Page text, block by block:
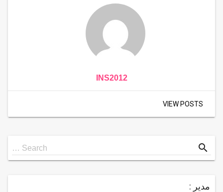
INS2012
VIEW POSTS
Search
for
Search … search
مدیر :